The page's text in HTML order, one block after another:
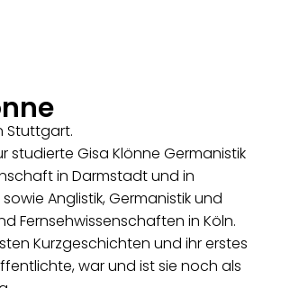
Stuttgart.
studierte Gisa Klönne Germanistik
in Darmstadt und in
Anglistik, Germanistik und
Fernsehwissenschaften in Köln.
Kurzgeschichten und ihr erstes
war und ist sie noch als